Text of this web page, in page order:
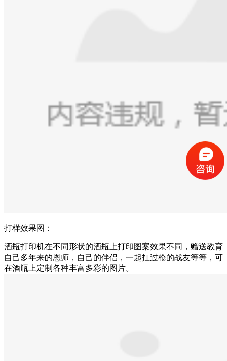
打样效果图：
酒瓶打印机在不同形状的酒瓶上打印图案效果不同，赠送教育
自己多年来的恩师，自己的伴侣，一起扛过枪的战友等等，可
在酒瓶上定制各种丰富多彩的图片。